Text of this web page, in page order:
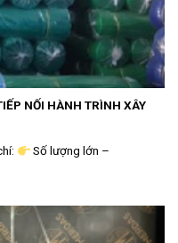
NỐI HÀNH TRÌNH XÂY
Số lượng lớn –